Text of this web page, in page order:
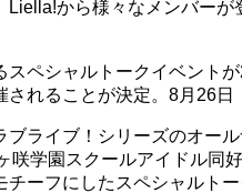
Liella!から様々なメンバー
スペシャルトークイベント
れることが決定。8月26日
ブライブ！シリーズのオー
咲学園スクールアイドル同
ーフにしたスペシャルトー